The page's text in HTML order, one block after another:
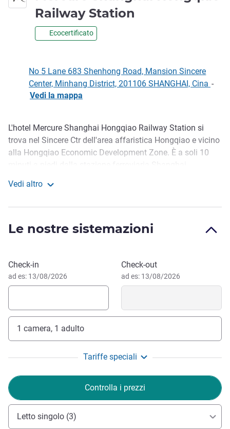
Railway Station
Ecocertificato
No 5 Lane 683 Shenhong Road, Mansion Sincere
Center, Minhang District, 201106 SHANGHAI, Cina -
Vedi la mappa
Descrizione
L'hotel Mercure Shanghai Hongqiao Railway Station si
trova nel Sincere Ctr dell'area affaristica Hongqiao e vicino
alla Hongqiao Economic Development Zone. È a soli 10
Convention Center Shanghai, a 15 minuti dal terminal 1
dall'aeroporto internazionale Pudong.
finanziario globale. Il Bund, che è il cuore della città, è
fiancheggiato da edifici dell'era coloniale.
Vedi altro
Le nostre sistemazioni
Prenota questo hotel
Check-in
ad es: 13/08/2026
Check-out
ad es: 13/08/2026
1 camera, 1 adulto
Tariffe speciali
Controlla i prezzi
Letto singolo (3)